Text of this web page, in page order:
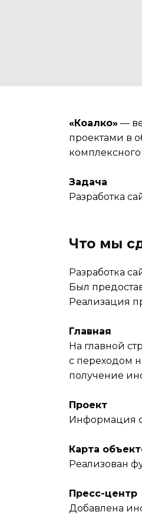
«Коалко» —
проектами в
Задача
Разработка
Что мы
Разработка
Был
Реализация
Главная
На главной
с переходом
получение
Проект
Информация
Карта
Реализован
Пресс-центр
Добавлена